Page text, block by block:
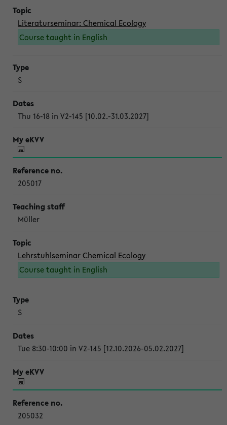
Literaturseminar: Chemical Ecology
Course taught in English
S
Thu 16-18 in V2-145 [10.02.-31.03.2027]
205017
Müller
Lehrstuhlseminar Chemical Ecology
Course taught in English
S
Tue 8:30-10:00 in V2-145 [12.10.2026-05.02.2027]
205032